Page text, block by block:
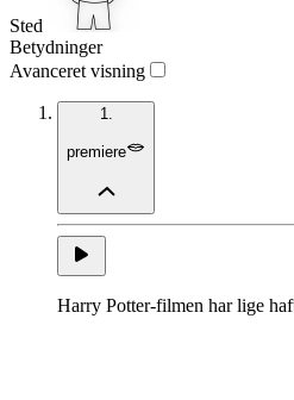
Sted
Betydninger
Avanceret visning
1.
premiere
Harry Potter-filmen har lige